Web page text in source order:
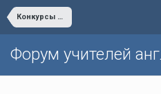
Конкурсы для учителей и учеников
Форум учителей